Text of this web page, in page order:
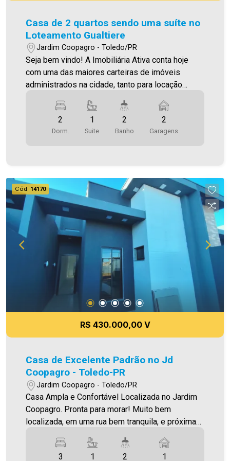
Casa de 2 quartos sendo uma suíte no
Loteamento Gualtiere
Jardim Coopagro - Toledo/PR
Seja bem vindo! A Imobiliária Ativa conta hoje
com uma das maiores carteiras de imóveis
administrados na cidade, tanto para locação
opções! O Imóvel conta com: - Suíte, + 2
dormitórios; - Sala e cozinha integradas; - Sala
com pé direito alto; - Área gourmet; - Lavanderia;
terreno; - Portão Basculante; - Paisagismo; -
139,3 m² área construída - 200 m² de terreno;
Aproveite essa oportunidade! A hora de encontrar
o seu novo lar É AGORA! Imobiliária Ativa, sinta-
se em casa!
2
Dorm.
1
Suite
2
Banho
2
Garagens
Cód. 14170
R$ 430.000,00 V
Casa de Excelente Padrão no Jd
Coopagro - Toledo-PR
Jardim Coopagro - Toledo/PR
Casa Ampla e Confortável Localizada no Jardim
Coopagro. Pronta para morar! Muito bem
localizada, em uma rua bem tranquila, e próxima
Imóvel conta com: - Sala de estar (com lustre) -
Cozinha (integrada com a sala de estar) - 01 suíte
3 1 2 1